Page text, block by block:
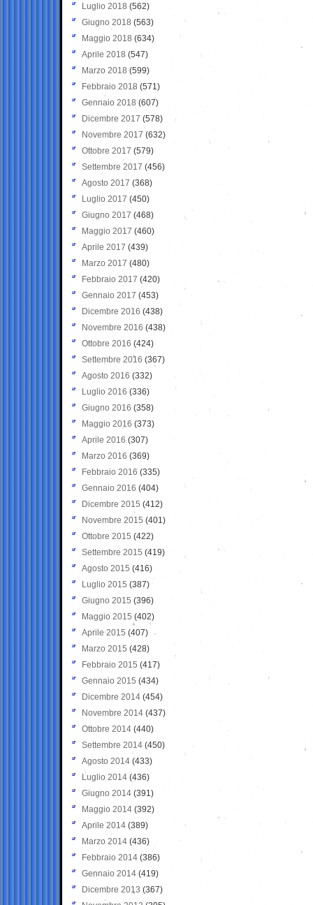
Luglio 2018 (562)
Giugno 2018 (563)
Maggio 2018 (634)
Aprile 2018 (547)
Marzo 2018 (599)
Febbraio 2018 (571)
Gennaio 2018 (607)
Dicembre 2017 (578)
Novembre 2017 (632)
Ottobre 2017 (579)
Settembre 2017 (456)
Agosto 2017 (368)
Luglio 2017 (450)
Giugno 2017 (468)
Maggio 2017 (460)
Aprile 2017 (439)
Marzo 2017 (480)
Febbraio 2017 (420)
Gennaio 2017 (453)
Dicembre 2016 (438)
Novembre 2016 (438)
Ottobre 2016 (424)
Settembre 2016 (367)
Agosto 2016 (332)
Luglio 2016 (336)
Giugno 2016 (358)
Maggio 2016 (373)
Aprile 2016 (307)
Marzo 2016 (369)
Febbraio 2016 (335)
Gennaio 2016 (404)
Dicembre 2015 (412)
Novembre 2015 (401)
Ottobre 2015 (422)
Settembre 2015 (419)
Agosto 2015 (416)
Luglio 2015 (387)
Giugno 2015 (396)
Maggio 2015 (402)
Aprile 2015 (407)
Marzo 2015 (428)
Febbraio 2015 (417)
Gennaio 2015 (434)
Dicembre 2014 (454)
Novembre 2014 (437)
Ottobre 2014 (440)
Settembre 2014 (450)
Agosto 2014 (433)
Luglio 2014 (436)
Giugno 2014 (391)
Maggio 2014 (392)
Aprile 2014 (389)
Marzo 2014 (436)
Febbraio 2014 (386)
Gennaio 2014 (419)
Dicembre 2013 (367)